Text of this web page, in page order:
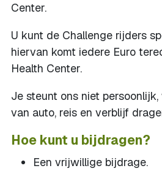
Center.
U kunt de Challenge rijders
hiervan komt iedere Euro
Health Center.
Je steunt ons niet
van auto, reis en verblijf
Hoe kunt u bijdragen?
Een vrijwillige bijdrage.